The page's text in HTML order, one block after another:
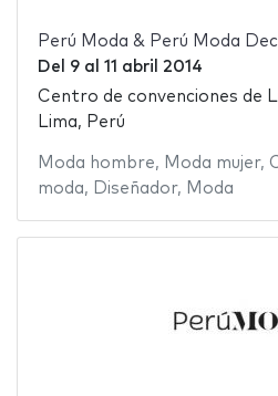
Perú Moda & Perú Moda
Del 9al 11 abril 2014
Centro de convenciones de
Lima, Perú
Moda hombre, Moda mujer,
moda, Diseñador, Moda